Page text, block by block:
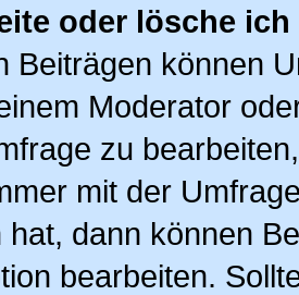
oder lösche
Beiträgen können
Moderator
zu
mit der
hat, dann können
bearbeiten.